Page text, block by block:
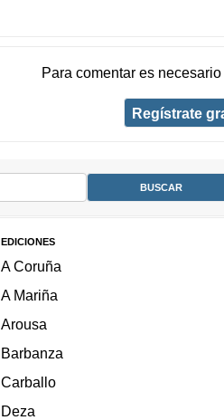
Para comentar es necesario
Regístrate
EDICIONES
A Coruña
A Mariña
Arousa
Barbanza
Carballo
Deza